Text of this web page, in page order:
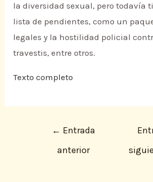
la diversidad sexual, pero todavía
lista de pendientes, como un
legales y la hostilidad policial
travestis, entre otros.
Texto completo
← Entrada
anterior